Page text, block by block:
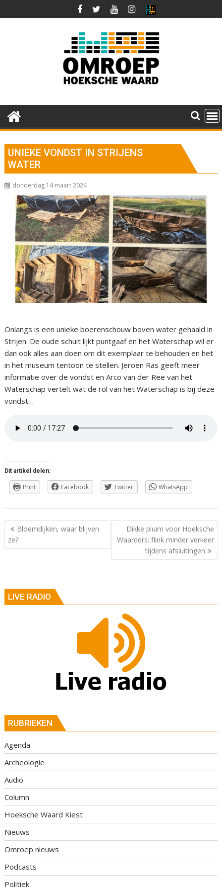
naar
UNIEKE VONDST IN STRIJENS
WATER
donderdag 14 maart 2024
Onlangs is een unieke boerenschouw boven water gehaald in
Strijen. De oude schuit lijkt puntgaaf en het Waterschap wil er
dan ook alles aan doen om dit exemplaar te behouden en het
in het museum tentoon te stellen. Jeroen Ras geeft meer
informatie over de vondst en Arco van der Ree van het
Waterschap vertelt wat de rol van het Waterschap is bij deze
vondst…
Dit artikel delen:
Print Facebook Twitter WhatsApp
Berichtnavigatie
Bloemdijken, waar blijven
ze?
Dikke pluim voor Hoeksche
Waarders: flink minder verkeer
tijdens afsluitingen
LIVE RADIO
RUBRIEKEN
Agenda
Archeologie
Audio
Column
Hoeksche Waard Kiest
Nieuws
Omroep nieuws
Podcasts
Politiek